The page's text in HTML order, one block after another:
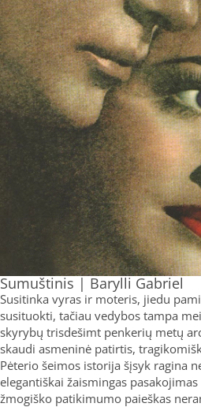
Sumuštinis | Barylli Gabriel
Susitinka vyras ir moteris, jiedu
susituokti, tačiau vedybos tampa
skyrybų trisdešimt penkerių metų
skaudi asmeninė patirtis,
Pėterio šeimos istorija šįsyk ragina
elegantiškai žaismingas
žmogiško patikimumo paieškas